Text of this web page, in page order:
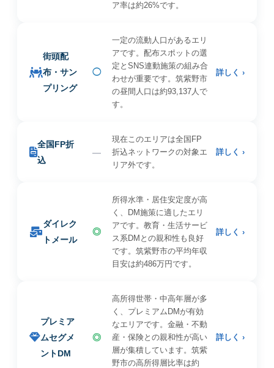
ア率は約26%です。
街頭配
布・サン
プリング
◯
一定の流動人口があるエリ
アです。配布スポットの選
定とSNS連動施策の組み合
わせが重要です。筑紫野市
の昼間人口は約93,137人で
す。
詳しく ›
全国FP折
込
—
現在このエリアは全国FP
折込ネットワークの対象エ
リア外です。
詳しく ›
ダイレク
トメール
◎
所得水準・居住安定度が高
く、DM施策に適したエリ
アです。教育・生活サービ
ス系DMとの親和性も良好
です。筑紫野市の平均年収
目安は約486万円です。
詳しく ›
プレミア
ムセグメ
ントDM
◎
高所得世帯・中高年層が多
く、プレミアムDMが有効
なエリアです。金融・不動
産・保険との親和性が高い
層が集積しています。筑紫
野市の高所得層比率は約
詳しく ›